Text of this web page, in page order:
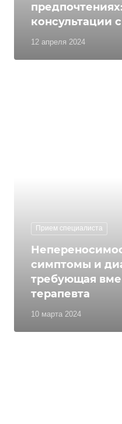
12 апреля 2024
консультации
Прием специалиста
10 марта 2024
симптомы и
требующая
терапевта